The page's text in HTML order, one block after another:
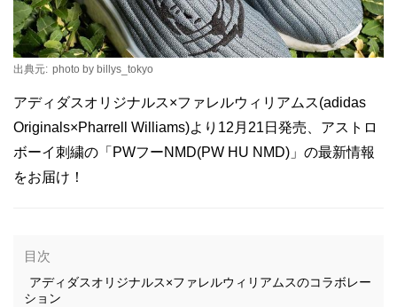
出典元: photo by billys_tokyo
アディダスオリジナルス×ファレルウィリアムス(adidas
Originals×Pharrell Williams)より12月21日発売、アストロ
ボーイ刺繍の「PWフーNMD(PW HU NMD)」の最新情報
をお届け！
目次
アディダスオリジナルス×ファレルウィリアムスのコラボレー
ション